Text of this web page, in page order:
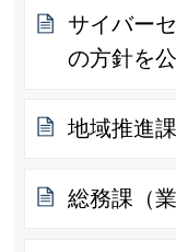
サイバー
の方針を
地域推進
総務課（